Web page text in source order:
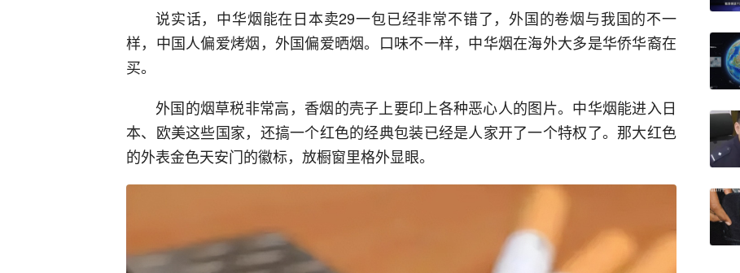
说实话，中华烟能在日本卖29一包已经非常不错了，外国的卷烟与我国的不一
样，中国人偏爱烤烟，外国偏爱晒烟。口味不一样，中华烟在海外大多是华侨华裔在
买。
外国的烟草税非常高，香烟的壳子上要印上各种恶心人的图片。中华烟能进入日
本、欧美这些国家，还搞一个红色的经典包装已经是人家开了一个特权了。那大红色
的外表金色天安门的徽标，放橱窗里格外显眼。